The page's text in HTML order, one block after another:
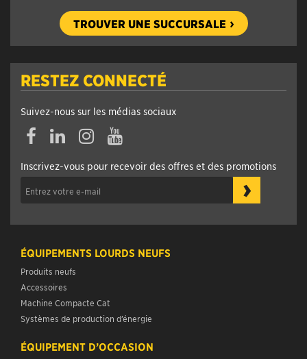
TROUVER UNE SUCCURSALE
RESTEZ CONNECTÉ
Suivez-nous sur les médias sociaux
Inscrivez-vous pour recevoir des offres et des promotions
›
ÉQUIPEMENTS LOURDS NEUFS
Produits neufs
Accessoires
Machine Compacte Cat
Systèmes de production d’énergie
ÉQUIPEMENT D’OCCASION